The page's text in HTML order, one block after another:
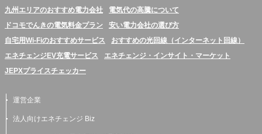
九州エリアのおすすめ電力会社
電気代の高騰について
ドコモでんきの電気料金プラン
安い電力会社の選び方
自宅用Wi-Fiのおすすめサービス
おすすめの光回線（インターネット回線）
エネチェンジEV充電サービス
エネチェンジ・インサイト・マーケット
JEPXプライスチェッカー
運営企業
法人向けエネチェンジ Biz